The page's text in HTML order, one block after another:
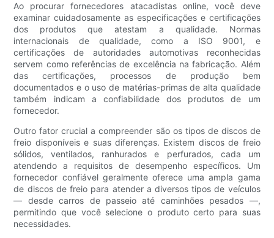
Ao procurar fornecedores atacadistas online, você deve
examinar cuidadosamente as especificações e certificações
dos produtos que atestam a qualidade. Normas
internacionais de qualidade, como a ISO 9001, e
certificações de autoridades automotivas reconhecidas
servem como referências de excelência na fabricação. Além
das certificações, processos de produção bem
documentados e o uso de matérias-primas de alta qualidade
também indicam a confiabilidade dos produtos de um
fornecedor.
Outro fator crucial a compreender são os tipos de discos de
freio disponíveis e suas diferenças. Existem discos de freio
sólidos, ventilados, ranhurados e perfurados, cada um
atendendo a requisitos de desempenho específicos. Um
fornecedor confiável geralmente oferece uma ampla gama
de discos de freio para atender a diversos tipos de veículos
— desde carros de passeio até caminhões pesados ​​—,
permitindo que você selecione o produto certo para suas
necessidades.